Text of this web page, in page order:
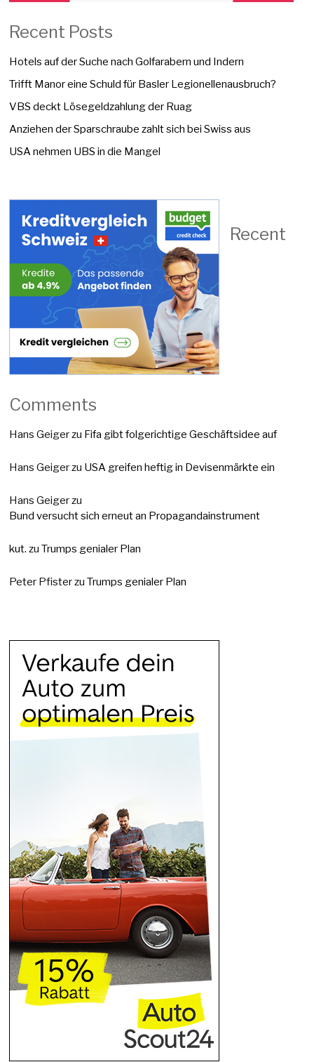
Recent Posts
Hotels auf der Suche nach Golfarabern und Indern
Trifft Manor eine Schuld für Basler Legionellenausbruch?
VBS deckt Lösegeldzahlung der Ruag
Anziehen der Sparschraube zahlt sich bei Swiss aus
USA nehmen UBS in die Mangel
Recent
Comments
Hans Geigerzu Fifa gibt folgerichtige Geschäftsidee auf
Hans Geigerzu USA greifen heftig in Devisenmärkte ein
Hans Geigerzu
Bund versucht sich erneut an Propagandainstrument
kut. zuTrumps genialer Plan
Peter PfisterzuTrumps genialer Plan